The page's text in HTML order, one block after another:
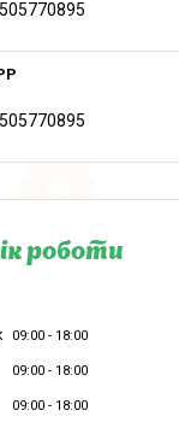
роботи
09:00 18:00
09:00 18:00
09:00 18:00